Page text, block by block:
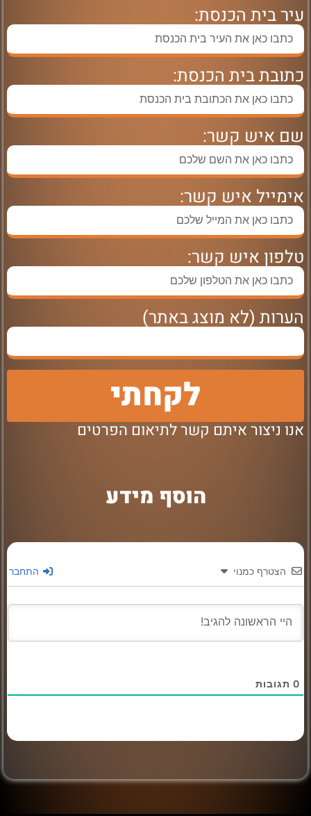
עיר בית הכנסת:
כתובת בית הכנסת:
שם איש קשר:
אימייל איש קשר:
טלפון איש קשר:
הערות (לא מוצג באתר)
לקחתי
אנו ניצור איתם קשר לתיאום הפרטים
הוסף מידע
הצטרף כמנוי התחבר
0 תגובות